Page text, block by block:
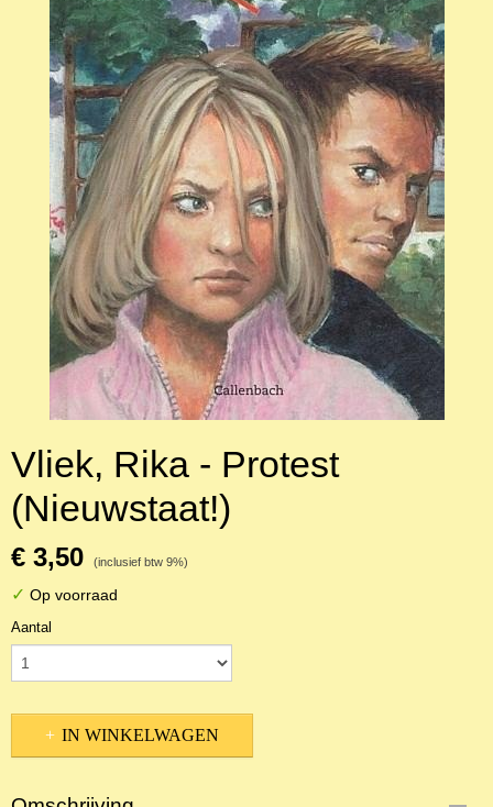
Vliek, Rika - Protest
(Nieuwstaat!)
€ 3,50 (inclusief btw 9%)
✓ Op voorraad
Aantal
IN WINKELWAGEN